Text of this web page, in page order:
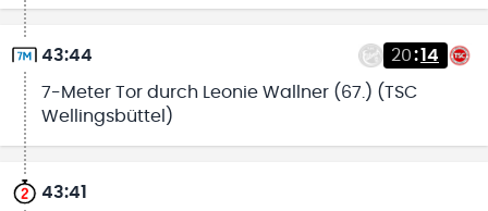
43:44 20:14
7-Meter Tor durch Leonie Wallner (67.) (TSC
Wellingsbüttel)
43:41